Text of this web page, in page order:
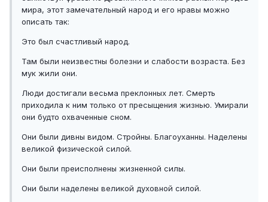
мира, этот замечательный народ и его нравы можно
описать так:
Это был счастливый народ.
Там были неизвестны болезни и слабости возраста. Без
мук жили они.
Люди достигали весьма преклонных лет. Смерть
приходила к ним только от пресыщения жизнью. Умирали
они будто охваченные сном.
Они были дивны видом. Стройны. Благоуханны. Наделены
великой физической силой.
Они были преисполнены жизненной силы.
Они были наделены великой духовной силой.